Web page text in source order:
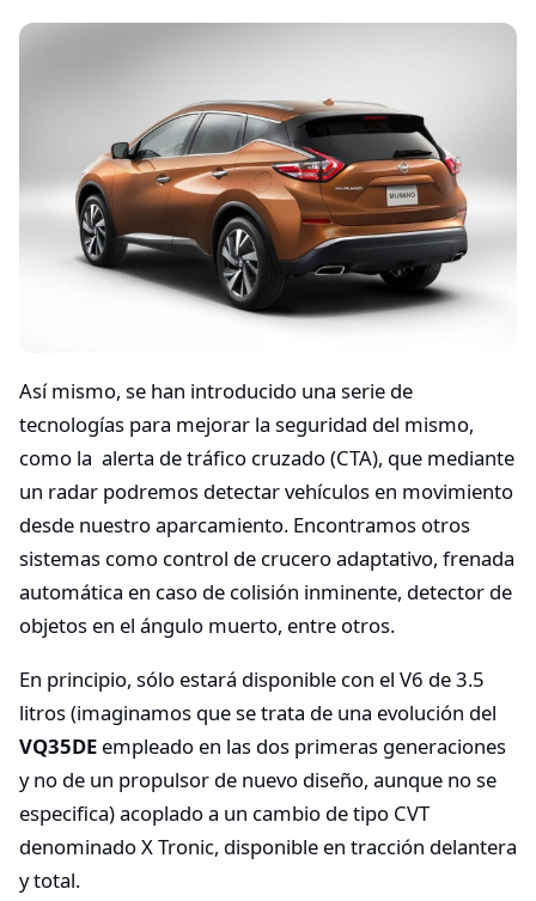
Así mismo, se han introducido una serie de
tecnologías para mejorar la seguridad del mismo,
como la alerta de tráfico cruzado (CTA), que mediante
un radar podremos detectar vehículos en movimiento
desde nuestro aparcamiento. Encontramos otros
sistemas como control de crucero adaptativo, frenada
automática en caso de colisión inminente, detector de
objetos en el ángulo muerto, entre otros.
En principio, sólo estará disponible con el V6 de 3.5
litros (imaginamos que se trata de una evolución del
VQ35DE empleado en las dos primeras generaciones
y no de un propulsor de nuevo diseño, aunque no se
especifica) acoplado a un cambio de tipo CVT
denominado X Tronic, disponible en tracción delantera
y total.